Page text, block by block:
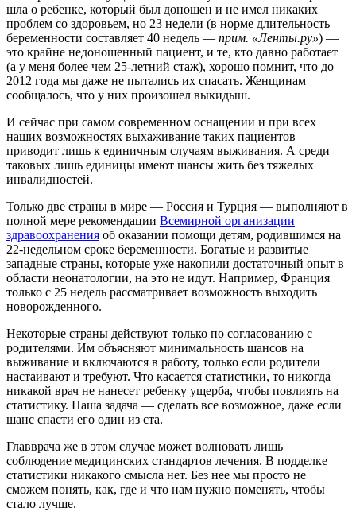
шла о ребенке, который был доношен и не имел никаких
проблем со здоровьем, но 23 недели (в норме длительность
беременности составляет 40 недель — прим. «Ленты.ру») —
это крайне недоношенный пациент, и те, кто давно работает
(а у меня более чем 25-летний стаж), хорошо помнит, что до
2012 года мы даже не пытались их спасать. Женщинам
сообщалось, что у них произошел выкидыш.
И сейчас при самом современном оснащении и при всех
наших возможностях выхаживание таких пациентов
приводит лишь к единичным случаям выживания. А среди
таковых лишь единицы имеют шансы жить без тяжелых
инвалидностей.
Только две страны в мире — Россия и Турция — выполняют в
полной мере рекомендации Всемирной организации
здравоохранения об оказании помощи детям, родившимся на
22-недельном сроке беременности. Богатые и развитые
западные страны, которые уже накопили достаточный опыт в
области неонатологии, на это не идут. Например, Франция
только с 25 недель рассматривает возможность выходить
новорожденного.
Некоторые страны действуют только по согласованию с
родителями. Им объясняют минимальность шансов на
выживание и включаются в работу, только если родители
настаивают и требуют. Что касается статистики, то никогда
никакой врач не нанесет ребенку ущерба, чтобы повлиять на
статистику. Наша задача — сделать все возможное, даже если
шанс спасти его один из ста.
Главврача же в этом случае может волновать лишь
соблюдение медицинских стандартов лечения. В подделке
статистики никакого смысла нет. Без нее мы просто не
сможем понять, как, где и что нам нужно поменять, чтобы
стало лучше.